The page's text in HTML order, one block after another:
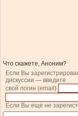
Что скажете, Аноним?
Если Вы
дискуссии — введите
свой логин (email)
Если Вы еще не